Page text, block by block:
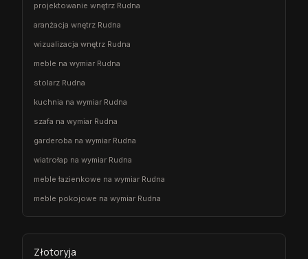
projektowanie wnętrz Rudna
aranżacja wnętrz Rudna
wizualizacja wnętrz Rudna
meble na wymiar Rudna
stolarz Rudna
kuchnia na wymiar Rudna
szafa na wymiar Rudna
garderoba na wymiar Rudna
wiatrołap na wymiar Rudna
meble łazienkowe na wymiar Rudna
meble pokojowe na wymiar Rudna
Złotoryja